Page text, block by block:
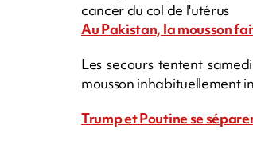
cancer du col de l'utérus
Au Pakistan, la mousson
Les secours tentent
mousson inhabituellement
Trump et Poutine se